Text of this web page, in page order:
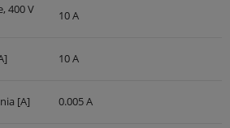
400 V
10 A
10 A
[A] 0.005 A